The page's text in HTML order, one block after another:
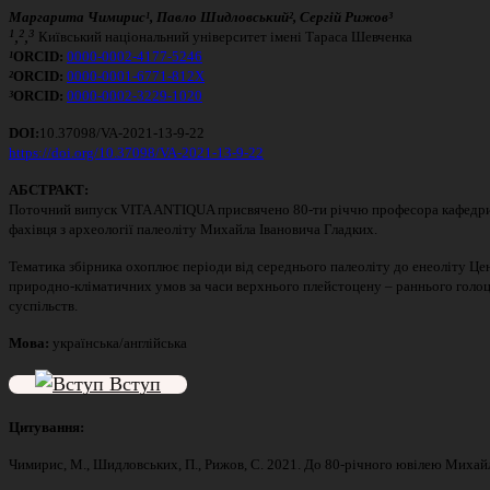
Маргарита Чимирис¹, Павло Шидловський², Сергій Рижов³
¹,²,³ Київський національний університет імені Тараса Шевченка
¹ORCID: 0000-0002-4177-5246
²ORCID: 0000-0001-6771-812X
³ORCID: 0000-0002-3229-1020
DOI: 10.37098/VA-2021-13-9-22
https://doi.org/10.37098/VA-2021-13-9-22
АБСТРАКТ:
Поточний випуск VITA ANTIQUA присвячено 80-ти річчю професора кафедри
фахівця з археології палеоліту Михайла Івановича Гладких.
Тематика збірника охоплює періоди від середнього палеоліту до енеоліту
природно-кліматичних умов за часи верхнього плейстоцену – раннього
суспільств.
Мова: українська/англійська
Вступ
Цитування:
Чимирис, М., Шидловських, П., Рижов, С. 2021. До 80-річного ювілею